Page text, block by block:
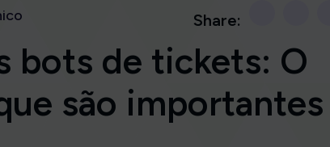
Share:
bots de tickets: O
são importantes